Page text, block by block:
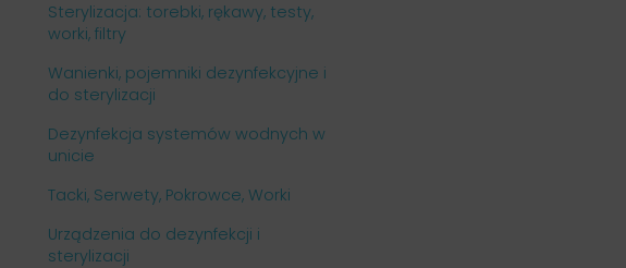
Sterylizacja: torebki, rękawy, testy,
worki, filtry
Wanienki, pojemniki dezynfekcyjne i
do sterylizacji
Dezynfekcja systemów wodnych w
unicie
Tacki, Serwety, Pokrowce, Worki
Urządzenia do dezynfekcji i
sterylizacji